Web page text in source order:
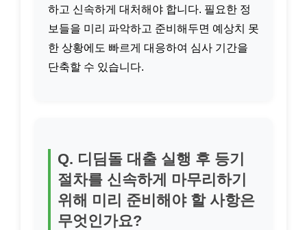
하고 신속하게 대처해야 합니다. 필요한 정
보들을 미리 파악하고 준비해두면 예상치 못
한 상황에도 빠르게 대응하여 심사 기간을
단축할 수 있습니다.
Q. 디딤돌 대출 실행 후 등기
절차를 신속하게 마무리하기
위해 미리 준비해야 할 사항은
무엇인가요?